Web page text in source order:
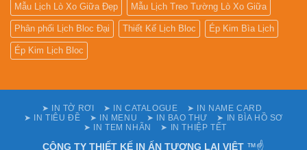
Mẫu Lịch Lò Xo Giữa Đẹp Mẫu Lịch Treo Tường Lò Xo Giữa
Phân phối Lịch Bloc Đại Thiết Kế Lịch Bloc Ép Kim Bìa Lịch
Ép Kim Lịch Bloc
➤ IN TỜ RƠI ➤ IN CATALOGUE
➤ IN NAME CARD
➤ IN TIÊU ĐỀ
➤ IN MENU ➤ IN BAO THƯ
➤ IN BÌA HỒ SƠ
➤ IN TEM NHÃN
➤ IN THIỆP TẾT
CÔNG TY THIẾT KẾ IN ẤN TƯƠNG LAI VIỆT ™☝️